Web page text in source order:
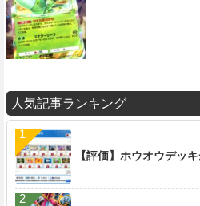
人気記事ランキング
【評価】ホウオウデッ